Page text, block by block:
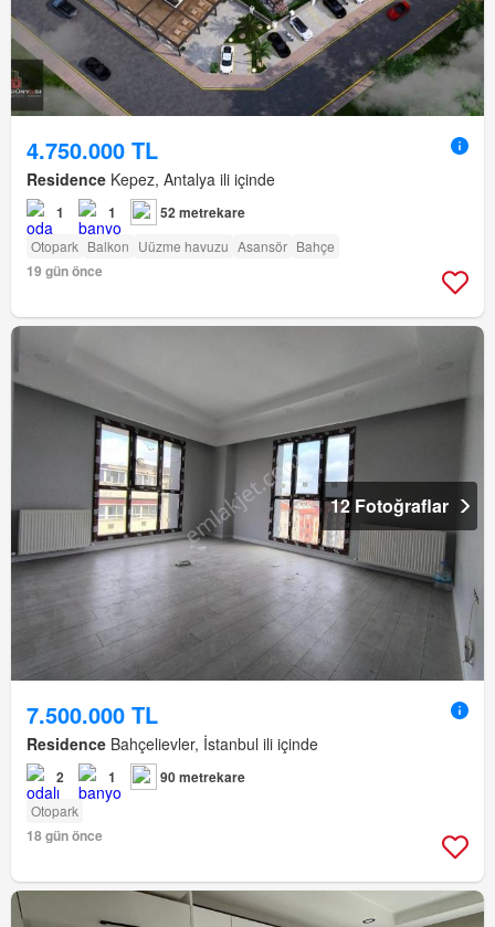
4.750.000 TL
Residence Kepez, Antalya ili içinde
1 1 52 metrekare
Otopark Balkon Uüzme havuzu Asansör Bahçe
19 gün önce
12 Fotoğraflar
7.500.000 TL
Residence Bahçelievler, İstanbul ili içinde
2 1 90 metrekare
Otopark
18 gün önce